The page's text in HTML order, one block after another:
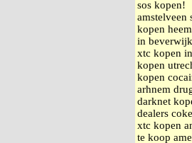
sos kopen!
amstelveen
kopen
in
xtc kopen
kopen
kopen
arhnem
darknet
dealers
xtc kopen
te koop